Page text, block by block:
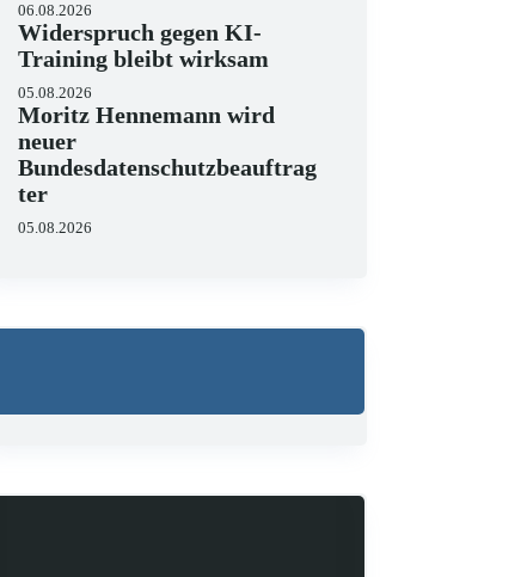
strukturieren, Schriftsätze
06.08.2026
Widerspruch gegen KI-
Training bleibt wirksam
05.08.2026
Moritz Hennemann wird
neuer
Bundesdatenschutzbeauftrag
ter
05.08.2026